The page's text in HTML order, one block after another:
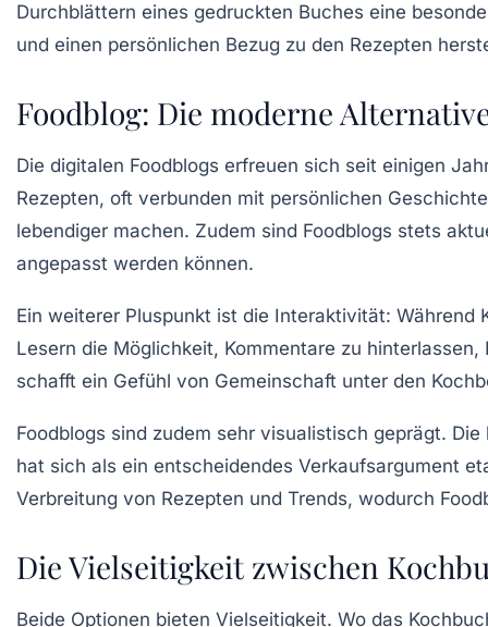
Durchblättern eines gedruckten Buches eine
und einen persönlichen Bezug zu den Rezepten
Foodblog: Die moderne
Die digitalen Foodblogs erfreuen sich seit einigen
Rezepten, oft verbunden mit persönlichen
lebendiger machen. Zudem sind Foodblogs stets
angepasst werden können.
Ein weiterer Pluspunkt ist die Interaktivität: Während
Lesern die Möglichkeit, Kommentare zu
schafft ein Gefühl von Gemeinschaft unter den
Foodblogs sind zudem sehr visualistisch geprägt.
hat sich als ein entscheidendes Verkaufsargument
Verbreitung von Rezepten und Trends, wodurch
Die Vielseitigkeit zwischen
Beide Optionen bieten Vielseitigkeit. Wo das